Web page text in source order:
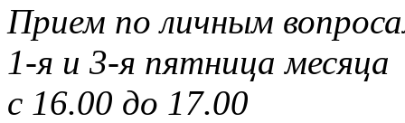
Прием по личным
1-я и 3-я пятница месяца
с 16.00 до 17.00